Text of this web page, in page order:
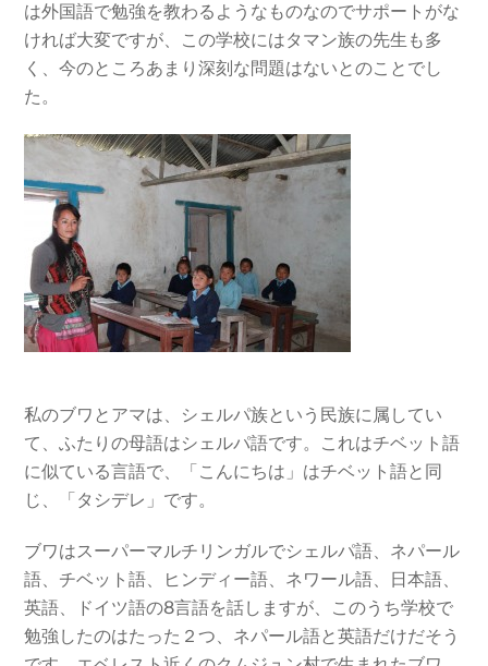
は外国語で勉強を教わるようなものなのでサポートがな
ければ大変ですが、この学校にはタマン族の先生も多
く、今のところあまり深刻な問題はないとのことでし
た。
私のブワとアマは、シェルパ族という民族に属してい
て、ふたりの母語はシェルパ語です。これはチベット語
に似ている言語で、「こんにちは」はチベット語と同
じ、「タシデレ」です。
ブワはスーパーマルチリンガルでシェルパ語、ネパール
語、チベット語、ヒンディー語、ネワール語、日本語、
英語、ドイツ語の8言語を話しますが、このうち学校で
勉強したのはたった２つ、ネパール語と英語だけだそう